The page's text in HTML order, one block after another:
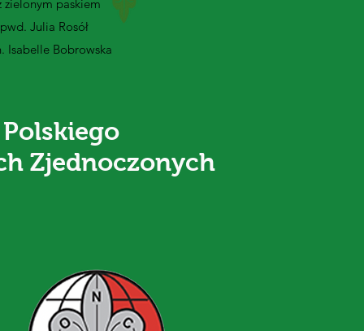
zielonym paskiem
Julia Rosół
Isabelle Bobrowska
Zjednoczonych